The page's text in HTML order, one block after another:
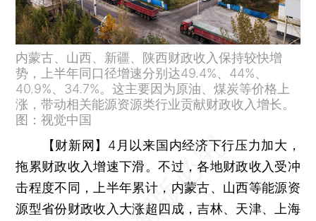
内蒙古、山西、新疆、陕西财政收入保持较快增
势，上半年同口径增速分别达49.4%、44%、
40.9%、34.7%。这主要因为原油、煤炭等价格上
涨，带动相关能源资源类行业贡献财政收入增长。
图：视觉中国
【财新网】 4月以来国内经济下行压力加大，
拖累财政收入增速下滑。不过，各地财政收入受冲
击程度不同，上半年累计，内蒙古、山西等能源资
源型省份财政收入大涨超四成，吉林、天津、上海